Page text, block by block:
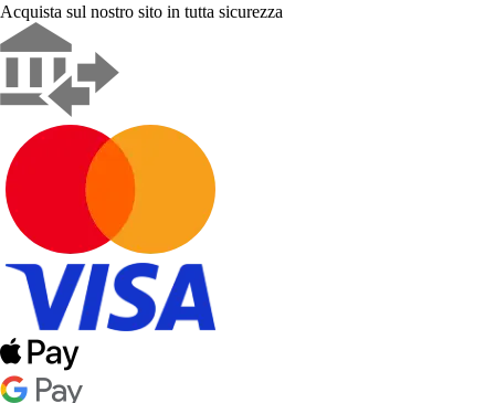
Acquista sul nostro sito in tutta sicurezza